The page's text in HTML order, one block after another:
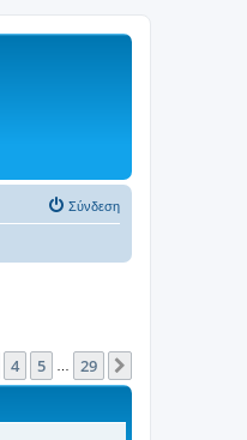
Σύνδεση
29
4 5 29